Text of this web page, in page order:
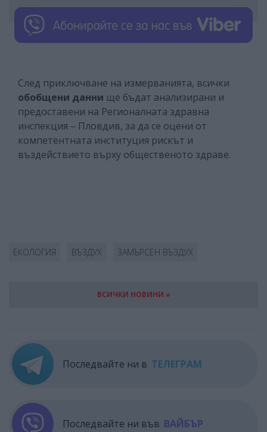
След приключване на измерванията, всички
обобщени данни ще бъдат анализирани и
предоставени на Регионалната здравна
инспекция – Пловдив, за да се оцени от
компетентната институция рискът и
въздействието върху общественото здраве.
ЕКОЛОГИЯ ВЪЗДУХ ЗАМЪРСЕН ВЪЗДУХ
ВСИЧКИ НОВИНИ »
Последвайте ни в ТЕЛЕГРАМ
Последвайте ни във ВАЙБЪР